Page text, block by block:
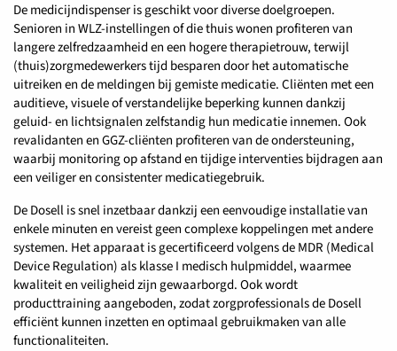
De medicijndispenser is geschikt voor diverse doelgroepen.
Senioren in WLZ-instellingen of die thuis wonen profiteren van
langere zelfredzaamheid en een hogere therapietrouw, terwijl
(thuis)zorgmedewerkers tijd besparen door het automatische
uitreiken en de meldingen bij gemiste medicatie. Cliënten met een
auditieve, visuele of verstandelijke beperking kunnen dankzij
geluid- en lichtsignalen zelfstandig hun medicatie innemen. Ook
revalidanten en GGZ-cliënten profiteren van de ondersteuning,
waarbij monitoring op afstand en tijdige interventies bijdragen aan
een veiliger en consistenter medicatiegebruik.
De Dosell is snel inzetbaar dankzij een eenvoudige installatie van
enkele minuten en vereist geen complexe koppelingen met andere
systemen. Het apparaat is gecertificeerd volgens de MDR (Medical
Device Regulation) als klasse I medisch hulpmiddel, waarmee
kwaliteit en veiligheid zijn gewaarborgd. Ook wordt
producttraining aangeboden, zodat zorgprofessionals de Dosell
efficiënt kunnen inzetten en optimaal gebruikmaken van alle
functionaliteiten.